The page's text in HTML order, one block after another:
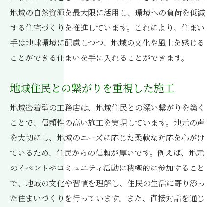
地域密着型だからこそ可能なフォロー
季節ごとの点検サービスの利用
地域特化の迅速施工のメリット
地元の施工事例から見る地域密着型工務店の成
地域特性を活かした住宅の設計事例
地域住民に愛されるデザインの秘密
成功事例に学ぶ工務店選びのポイント
顧客満足度の高い施工事例の紹介
地域資源を活用した成功プロジェクト
住民のライフスタイルに合った施工事例
地域特性を活かす工務店の選び方住まいづくり
地域の自然資源を最大限に活用し、環境への負荷を低減
する住宅づくりを推進しています。これにより、住まい
手は地球環境に配慮しつつ、地域の文化や風土を感じる
ことができる住まいを手に入れることができます。
地域住民との繋がりを重視した施工
地域密着型の工務店は、地域住民との深い繋がりを築く
ことで、信頼性の高い施工を実現しています。地元の声
を大切にし、地域のニーズに応じた柔軟な対応を心がけ
ているため、住民からの信頼が厚いです。例えば、地元
のイベントやコミュニティ活動に積極的に参加すること
で、地域の文化や習慣を理解し、住民の生活に寄り添っ
た住まいづくりを行っています。また、直接対話を通じ